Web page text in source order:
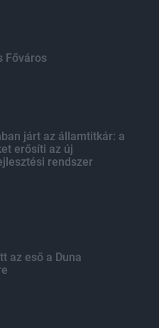
Főváros
járt az államtitkár: a
erősíti az új
rendszer
az eső a Duna